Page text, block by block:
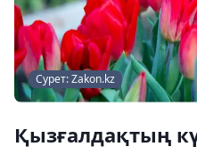
Сурет: Zakon.kz
Қызғалдақтың